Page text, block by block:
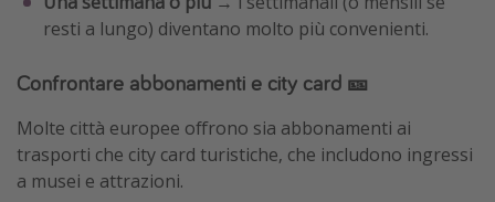
resti a lungo) diventano molto più convenienti.
Confrontare abbonamenti e city card 🎫
Molte città europee offrono sia abbonamenti ai
trasporti che city card turistiche, che includono ingressi
a musei e attrazioni.